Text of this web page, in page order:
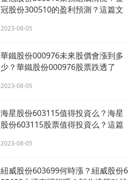
冠股份300510的盈利預測？這篇文
2023-08-05
華鐵股份000976未來股價會漲到多
少？華鐵股份000976股票跌透了
2023-08-05
海星股份603115值得投資么？海星
股份603115股票值得投資么？這篇
2023-08-05
紐威股份603699何時漲？紐威股份6